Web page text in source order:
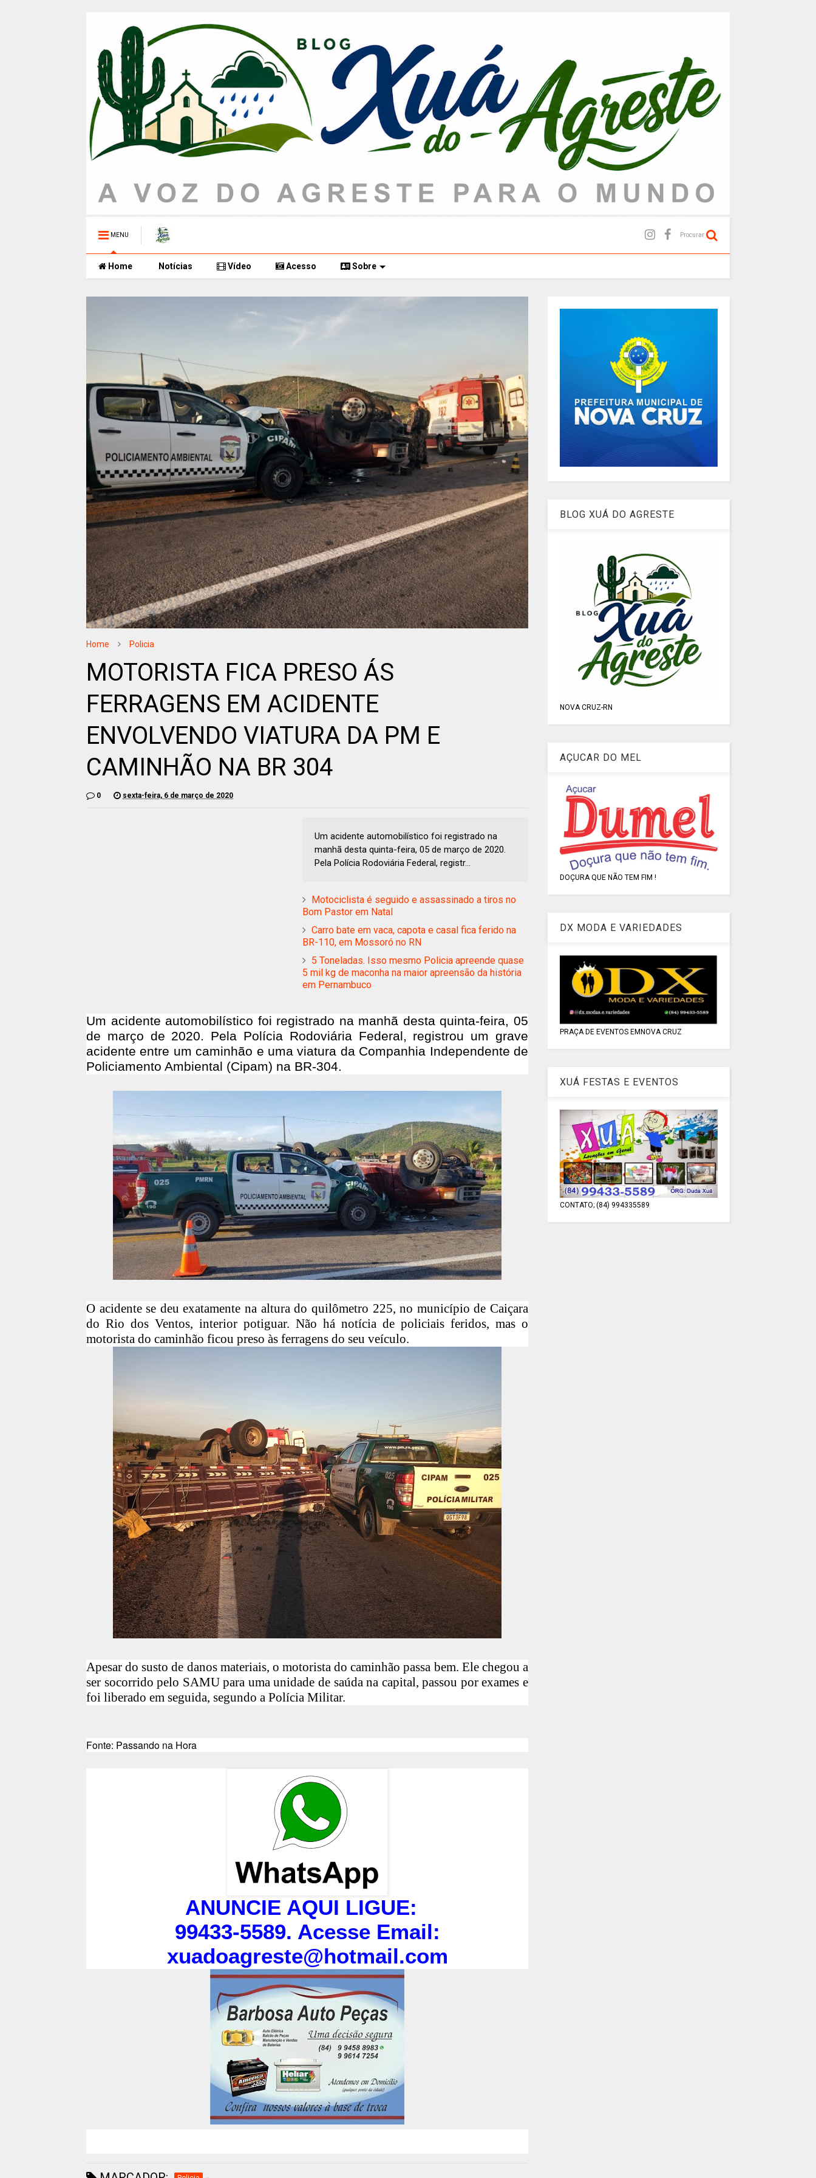
MENU Procurar
Home Notícias Vídeo Acesso Sobre
Home Policia
MOTORISTA FICA PRESO ÁS
FERRAGENS EM ACIDENTE
ENVOLVENDO VIATURA DA PM E
CAMINHÃO NA BR 304
0 sexta-feira, 6 de março de 2020
Um acidente automobilístico foi registrado na
manhã desta quinta-feira, 05 de março de 2020.
Pela Polícia Rodoviária Federal, registr...
Motociclista é seguido e assassinado a tiros no
Bom Pastor em Natal
Carro bate em vaca, capota e casal fica ferido na
BR-110, em Mossoró no RN
5 Toneladas. Isso mesmo Policia apreende quase
5 mil kg de maconha na maior apreensão da história
em Pernambuco
Um acidente automobilístico foi registrado na manhã desta quinta-feira, 05
de março de 2020. Pela Polícia Rodoviária Federal, registrou um grave
acidente entre um caminhão e uma viatura da Companhia Independente de
Policiamento Ambiental (Cipam) na BR-304.
O acidente se deu exatamente na altura do quilômetro 225, no município de Caiçara
do Rio dos Ventos, interior potiguar. Não há notícia de policiais feridos, mas o
motorista do caminhão ficou preso às ferragens do seu veículo.
Apesar do susto de danos materiais, o motorista do caminhão passa bem. Ele chegou a
ser socorrido pelo SAMU para uma unidade de saúda na capital, passou por exames e
foi liberado em seguida, segundo a Polícia Militar.
Fonte: Passando na Hora
ANUNCIE AQUI LIGUE:
99433-5589. Acesse Email:
xuadoagreste@hotmail.com
BLOG XUÁ DO AGRESTE
NOVA CRUZ-RN
AÇUCAR DO MEL
DOÇURA QUE NÃO TEM FIM !
DX MODA E VARIEDADES
PRAÇA DE EVENTOS EMNOVA CRUZ
XUÁ FESTAS E EVENTOS
CONTATO; (84) 994335589